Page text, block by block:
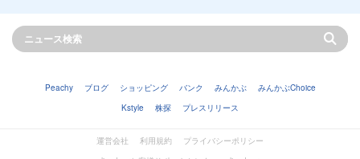
Peachy ブログ ショッピング バンク みんかぶ
みんかぶChoice
Kstyle
株探 プレスリリース
運営会社 利用規約
プライバシーポリシー